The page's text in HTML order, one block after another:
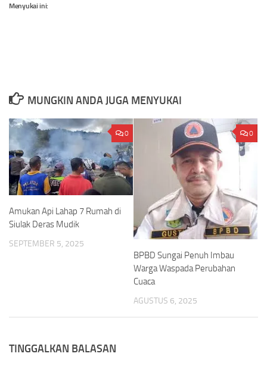
Menyukai ini:
MUNGKIN ANDA JUGA MENYUKAI
0
Amukan Api Lahap 7 Rumah di
Siulak Deras Mudik
SEPTEMBER 5, 2025
0
BPBD Sungai Penuh Imbau
Warga Waspada Perubahan
Cuaca
AGUSTUS 6, 2025
TINGGALKAN BALASAN